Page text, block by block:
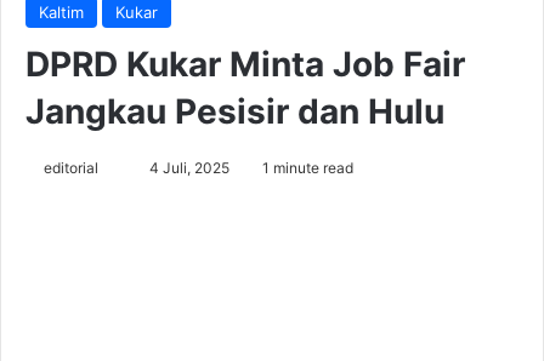
Kaltim Kukar
DPRD Kukar Minta Job Fair
Jangkau Pesisir dan Hulu
editorial
Send4 Juli, 2025 1 minute read